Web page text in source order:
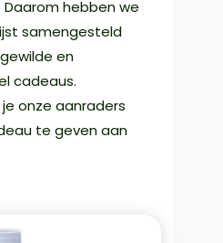
Daarom hebben we
samengesteld
en
cadeaus.
onze aanraders
te geven aan